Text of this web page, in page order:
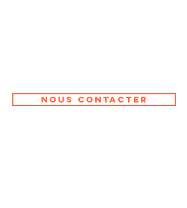
nous contacter